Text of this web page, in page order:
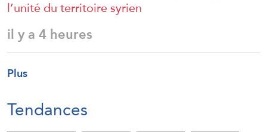
l’unité du territoire syrien
il y a 4 heures
Plus
Tendances